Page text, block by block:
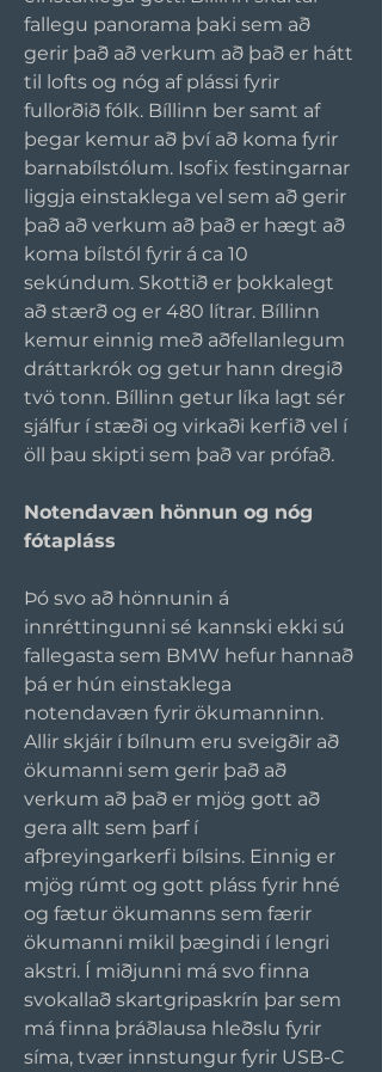
fallegu panorama þaki sem að
gerir það að verkum að það er hátt
til lofts og nóg af plássi fyrir
fullorðið fólk. Bíllinn ber samt af
þegar kemur að því að koma fyrir
barnabílstólum. Isofix festingarnar
liggja einstaklega vel sem að gerir
það að verkum að það er hægt að
koma bílstól fyrir á ca 10
sekúndum. Skottið er þokkalegt
að stærð og er 480 lítrar. Bíllinn
kemur einnig með aðfellanlegum
dráttarkrók og getur hann dregið
tvö tonn. Bíllinn getur líka lagt sér
sjálfur í stæði og virkaði kerfið vel í
öll þau skipti sem það var prófað.
Notendavæn hönnun og nóg
fótapláss
Þó svo að hönnunin á
innréttingunni sé kannski ekki sú
fallegasta sem BMW hefur hannað
þá er hún einstaklega
notendavæn fyrir ökumanninn.
Allir skjáir í bílnum eru sveigðir að
ökumanni sem gerir það að
verkum að það er mjög gott að
gera allt sem þarf í
afþreyingarkerfi bílsins. Einnig er
mjög rúmt og gott pláss fyrir hné
og fætur ökumanns sem færir
ökumanni mikil þægindi í lengri
akstri. Í miðjunni má svo finna
svokallað skartgripaskrín þar sem
má finna þráðlausa hleðslu fyrir
síma, tvær innstungur fyrir USB-C